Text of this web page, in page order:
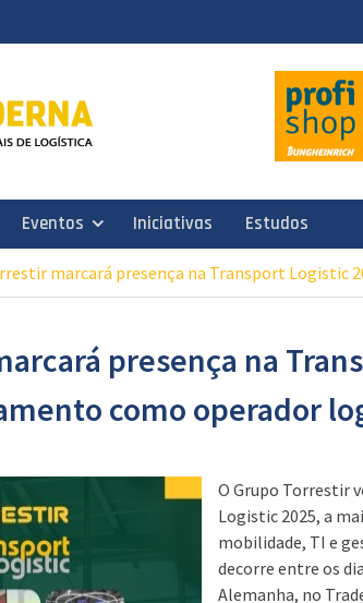
Eventos Iniciativas Estudos
marcará presença na Transport
presença na
como operador
O Grupo Torrestir
Logistic 2025, a
mobilidade, TI e
decorre entre os
Alemanha, no